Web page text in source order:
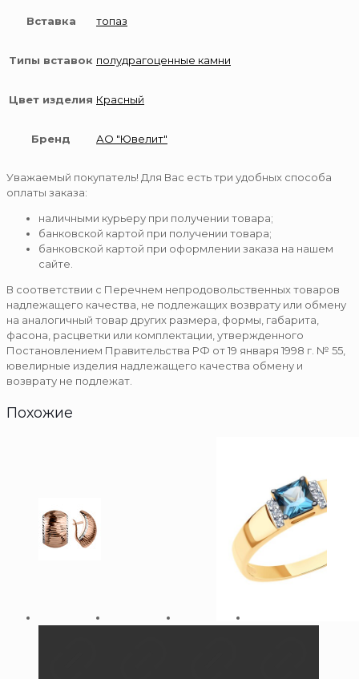
Вставка топаз
Типы вставок полудрагоценные камни
Цвет изделия Красный
Бренд АО "Ювелит"
Уважаемый покупатель! Для Вас есть три удобных способа
оплаты заказа:
наличными курьеру при получении товара;
банковской картой при получении товара;
банковской картой при оформлении заказа на нашем
сайте.
В соответствии с Перечнем непродовольственных товаров
надлежащего качества, не подлежащих возврату или обмену
на аналогичный товар других размера, формы, габарита,
фасона, расцветки или комплектации, утвержденного
Постановлением Правительства РФ от 19 января 1998 г. № 55,
ювелирные изделия надлежащего качества обмену и
возврату не подлежат.
Похожие